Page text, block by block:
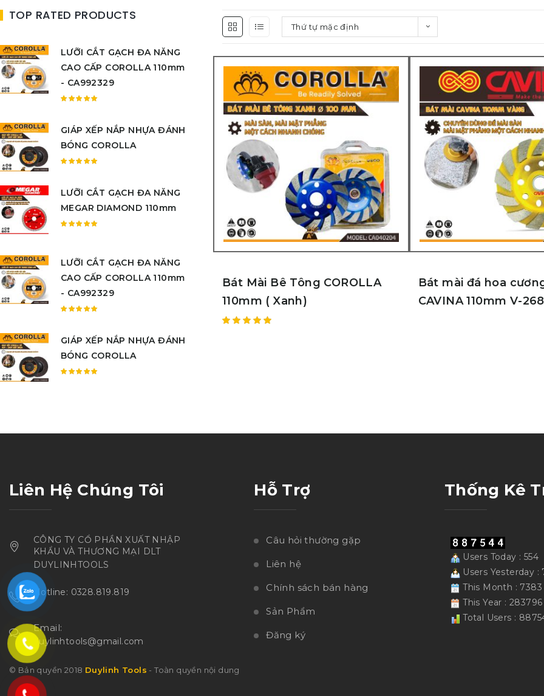
Thứ tự mặc định
Bát Mài Bê Tông COROLLA
110mm ( Xanh)
Bát mài đá hoa
CAVINA 110mm V-268
TOP RATED PRODUCTS
LƯỠI CẮT GẠCH ĐA NĂNG
CAO CẤP COROLLA 110mm
- CA992329
hạng
5.00 5
GIÁP XẾP NẮP NHỰA ĐÁNH
BÓNG COROLLA
hạng
5.005
LƯỠI CẮT GẠCH ĐA NĂNG
MEGAR DIAMOND 110mm
5.00 5
sao
LƯỠI CẮT GẠCH ĐA NĂNG
CAO CẤP COROLLA 110mm
- CA992329
hạng
5.00 5
GIÁP XẾP NẮP NHỰA ĐÁNH
BÓNG COROLLA
Liên Hệ Chúng Tôi
CÔNG TY CỔ PHẦN XUẤT NHẬP
KHẨU VÀ THƯƠNG MẠI DLT
DUYLINHTOOLS
Hotline: 0328.819.819
Email:
duylinhtools@gmail.com
Hỗ Trợ
Câu hỏi thường gặp
Liên hệ
Chính sách bán hàng
Sản Phẩm
Đăng ký
Thống Kê
Users Today : 554
Users Yesterday :
This Month : 7383
This Year : 283796
Total Users :
© Bản quyền 2018 Duylinh Tools - Toàn quyền nội dung